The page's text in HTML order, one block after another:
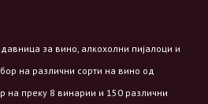
за вино, алкохолни пијалоци и
на различни сорти на вино од
на преку 8 винарии и 150 различни